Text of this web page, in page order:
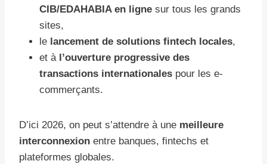
CIB/EDAHABIA en ligne sur tous les grands
sites,
le lancement de solutions fintech locales,
et à l’ouverture progressive des
transactions internationales pour les e-
commerçants.
D’ici 2026, on peut s’attendre à une meilleure
interconnexion entre banques, fintechs et
plateformes globales.